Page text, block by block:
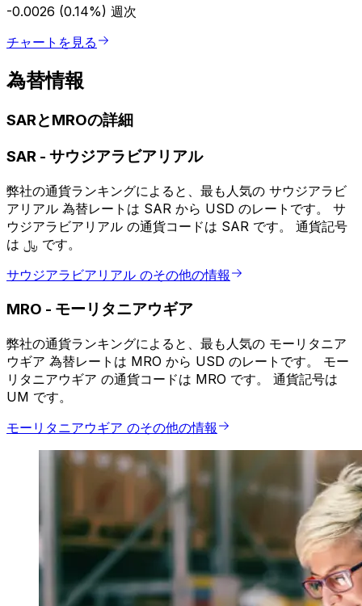
-0.0026 (0.14%) 週次
チャートを見る
為替情報
SARとMROの詳細
SAR - サウジアラビアリアル
弊社の通貨ランキングによると、最も人気の サウジアラビ
アリアル 為替レートは SAR から USD のレートです。 サ
ウジアラビアリアル の通貨コードは SAR です。 通貨記号
は ﷼ です。
サウジアラビアリアル のその他の情報
MRO - モーリタニアウギア
弊社の通貨ランキングによると、最も人気の モーリタニア
ウギア 為替レートは MRO から USD のレートです。 モー
リタニアウギア の通貨コードは MRO です。 通貨記号は
UM です。
モーリタニアウギア のその他の情報